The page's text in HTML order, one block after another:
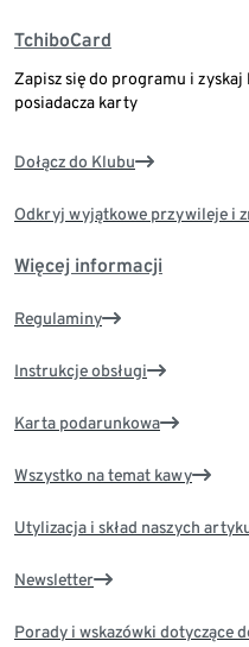
TchiboCard
Zapisz się do programu i
posiadacza karty
Dołącz do Klubu
Odkryj wyjątkowe przywileje i
Więcej informacji
Regulaminy
Instrukcje obsługi
Karta podarunkowa
Wszystko na temat kawy
Utylizacja i skład naszych
Newsletter
Porady i wskazówki dotyczące